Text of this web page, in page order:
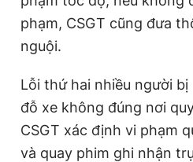
phạm, CSGT cũng đưa
nguội.
Lỗi thứ hai nhiều người
đỗ xe không đúng nơi
CSGT xác định vi phạm
và quay phim ghi nhận